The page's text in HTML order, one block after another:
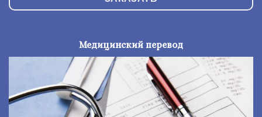
Медицинский перевод